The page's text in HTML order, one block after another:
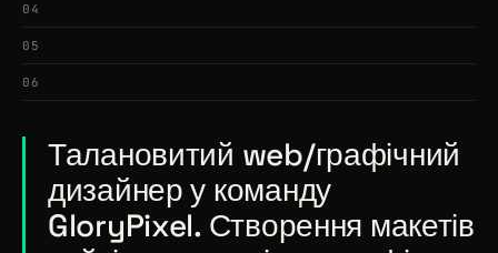
04
05
06
Талановитий web/графічний
дизайнер у команду
GloryPixel. Створення макетів